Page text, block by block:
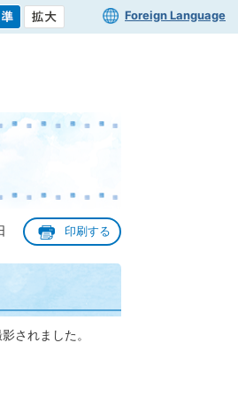
Foreign Language
印刷する
されました。